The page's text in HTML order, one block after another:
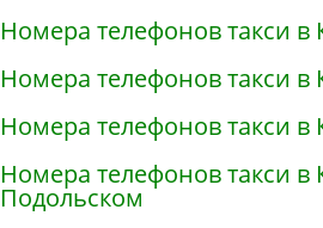
Номера телефонов такси в
Номера телефонов такси в
Номера телефонов такси в
Номера телефонов такси в
Подольском